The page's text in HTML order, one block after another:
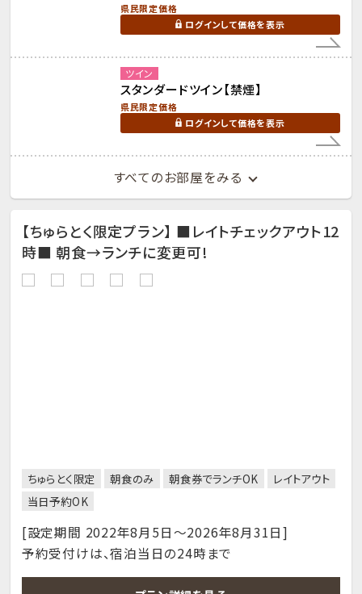
県民限定価格
ログインして価格を表示
ツイン
スタンダードツイン【禁煙】
県民限定価格
ログインして価格を表示
すべてのお部屋をみる
【ちゅらとく限定プラン】 ■レイトチェックアウト12
時■ 朝食→ランチに変更可!
ちゅらとく限定 朝食のみ 朝食券でランチOK
レイトアウト
当日予約OK
[設定期間 2022年8月5日～2026年8月31日]
予約受付けは、宿泊当日の24時まで